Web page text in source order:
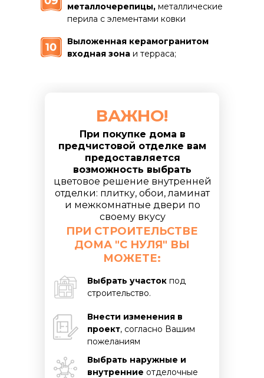
металлочерепицы, металлические
перила с элементами ковки
Выложенная керамогранитом
входная зона и терраса;
ВАЖНО!
При покупке дома в
предчистовой отделке вам
предоставляется
возможность выбрать
цветовое решение внутренней
отделки: плитку, обои, ламинат
и межкомнатные двери по
своему вкусу
ПРИ СТРОИТЕЛЬСТВЕ
ДОМА "С НУЛЯ" ВЫ
МОЖЕТЕ:
Выбрать участок под
строительство.
Внести изменения в
проект, согласно Вашим
пожеланиям
Выбрать наружные и
внутренние отделочные